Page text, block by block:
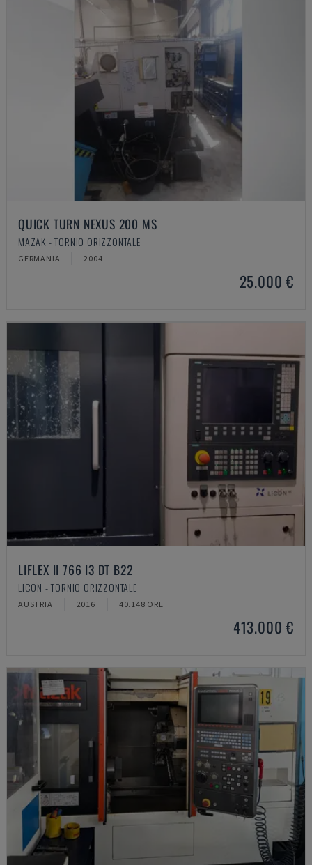
QUICK TURN NEXUS 200 MS
MAZAK - TORNIO ORIZZONTALE
GERMANIA 2004
25.000 €
LIFLEX II 766 I3 DT B22
LICON - TORNIO ORIZZONTALE
AUSTRIA 2016 40.148 ORE
413.000 €